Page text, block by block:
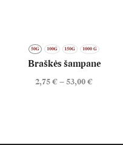
50G 100G 150G 1000 G
Braškės šampane
2,75€ –53,00€